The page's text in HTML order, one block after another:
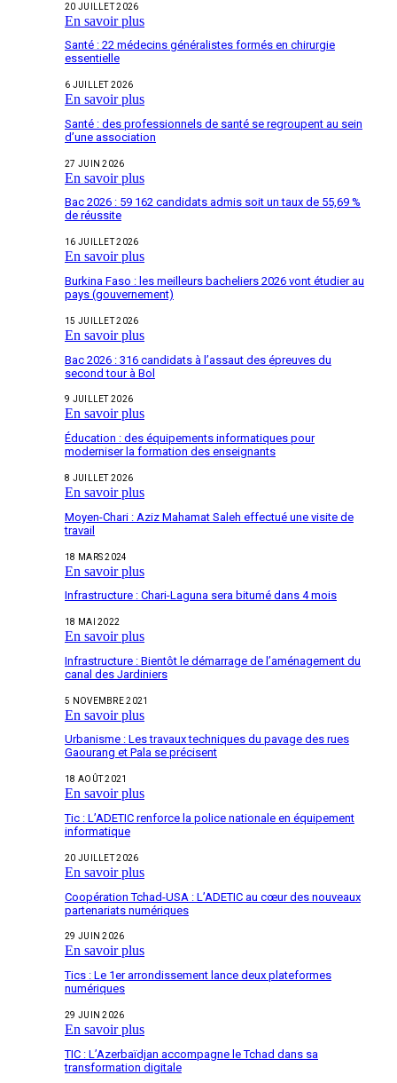
20 JUILLET 2026
En savoir plus
Santé : 22 médecins généralistes formés en chirurgie
essentielle
6 JUILLET 2026
En savoir plus
Santé : des professionnels de santé se regroupent au sein
d’une association
27 JUIN 2026
En savoir plus
Bac 2026 : 59 162 candidats admis soit un taux de 55,69 %
de réussite
16 JUILLET 2026
En savoir plus
Burkina Faso : les meilleurs bacheliers 2026 vont étudier au
pays (gouvernement)
15 JUILLET 2026
En savoir plus
Bac 2026 : 316 candidats à l’assaut des épreuves du
second tour à Bol
9 JUILLET 2026
En savoir plus
Éducation : des équipements informatiques pour
moderniser la formation des enseignants
8 JUILLET 2026
En savoir plus
Moyen-Chari : Aziz Mahamat Saleh effectué une visite de
travail
18 MARS 2024
En savoir plus
Infrastructure : Chari-Laguna sera bitumé dans 4 mois
18 MAI 2022
En savoir plus
Infrastructure : Bientôt le démarrage de l’aménagement du
canal des Jardiniers
5 NOVEMBRE 2021
En savoir plus
Urbanisme : Les travaux techniques du pavage des rues
Gaourang et Pala se précisent
18 AOÛT 2021
En savoir plus
Tic : L’ADETIC renforce la police nationale en équipement
informatique
20 JUILLET 2026
En savoir plus
Coopération Tchad-USA : L’ADETIC au cœur des nouveaux
partenariats numériques
29 JUIN 2026
En savoir plus
Tics : Le 1er arrondissement lance deux plateformes
numériques
29 JUIN 2026
En savoir plus
TIC : L’Azerbaïdjan accompagne le Tchad dans sa
transformation digitale